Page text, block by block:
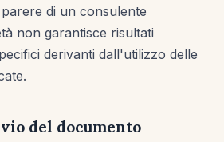
di un consulente
non garantisce risultati
derivanti dall'utilizzo delle
del documento